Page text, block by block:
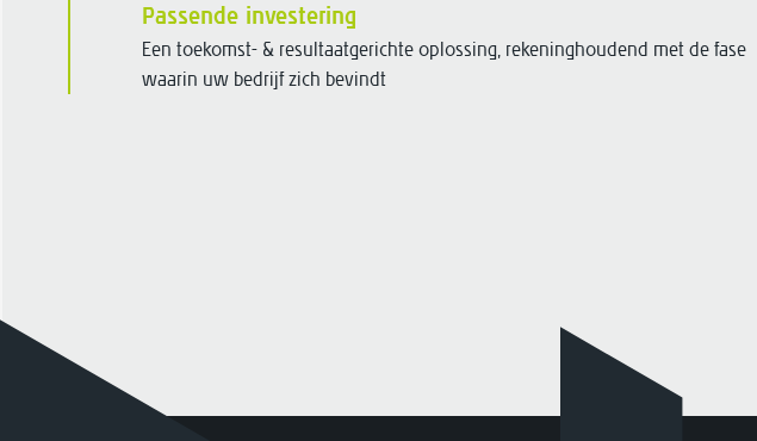
Passende investering
Een toekomst- & resultaatgerichte oplossing, rekeninghoudend met de fase
waarin uw bedrijf zich bevindt